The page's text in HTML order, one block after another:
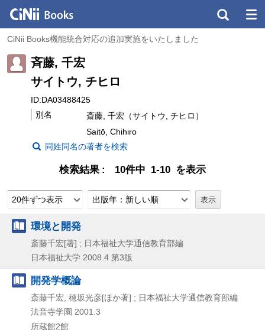
CiNii Books機能統合対応の追加実施をいたしました
斉藤, 千宏
サイトウ, チヒロ
ID:DA03488425
別名
斎藤, 千宏（サイトウ, チヒロ）
Saitō, Chihiro
同姓同名の著者を検索
検索結果 10件中 1-10 を表示
20件ずつ表示 出版年：新しい順
環境と開発
斎藤千宏[著] ; 日本福祉大学通信教育部編
日本福祉大学 2008.4 第3版
開発学概論
斎藤千宏, 穂坂光彦[ほか著] ; 日本福祉大学通信教育部編
法音寺学園 2001.3
所蔵館2館